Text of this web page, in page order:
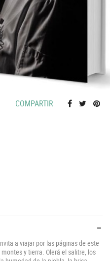
COMPARTIR
a viajar por las páginas de este
y tierra. Olerá el salitre, los